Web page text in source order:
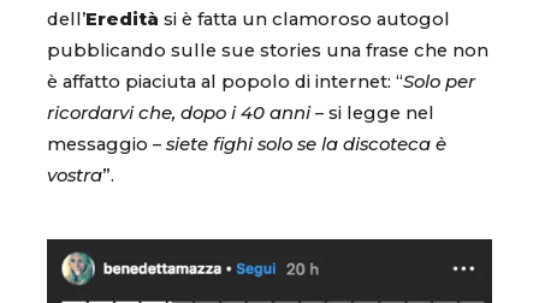
dell’Eredità si è fatta un clamoroso autogol
pubblicando sulle sue stories una frase che non
è affatto piaciuta al popolo di internet: “Solo per
ricordarvi che, dopo i 40 anni– si legge nel
messaggio – siete fighi solo se la discoteca è
vostra”.